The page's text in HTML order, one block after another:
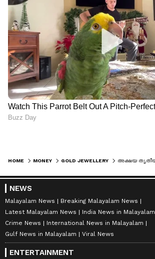
HOME MONEY GOLD JEWELLERY
NEWS
Malayalam News
Breaking Malayalam News
Latest Malayalam News
India News in Malayalam
Crime News
International News in Malayalam
Gulf News in Malayalam
Viral News
ENTERTAINMENT